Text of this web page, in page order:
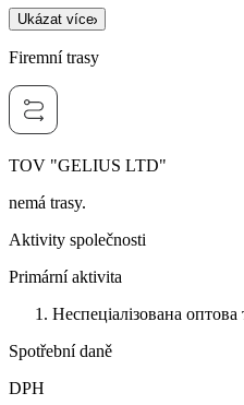
Ukázat více
Firemní trasy
TOV "GELIUS LTD"
nemá trasy.
Aktivity společnosti
Primární aktivita
Неспеціалізована оптова
Spotřební daně
DPH